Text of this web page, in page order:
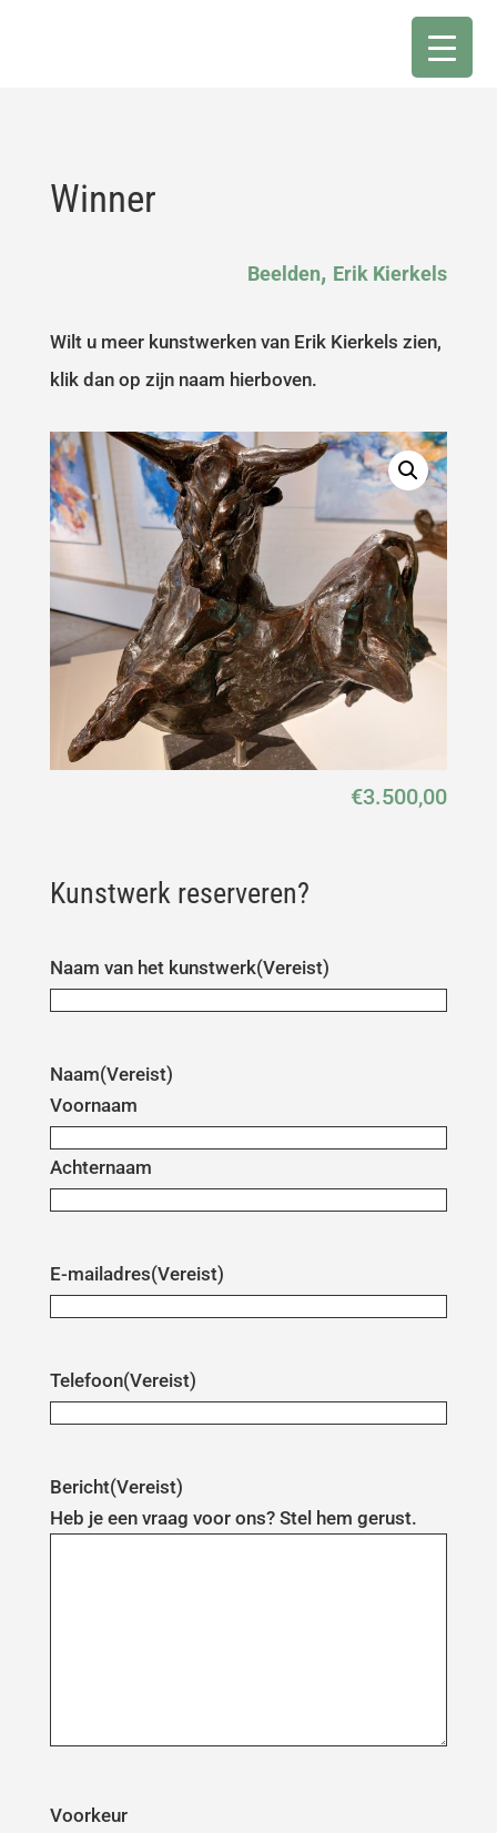
Winner
Beelden, Erik Kierkels
Wilt u meer kunstwerken van Erik Kierkels zien,
klik dan op zijn naam hierboven.
€3.500,00
Kunstwerk reserveren?
Naam van het kunstwerk(Vereist)
Naam(Vereist)
Voornaam
Achternaam
E-mailadres(Vereist)
Telefoon(Vereist)
Bericht(Vereist)
Heb je een vraag voor ons? Stel hem gerust.
Voorkeur